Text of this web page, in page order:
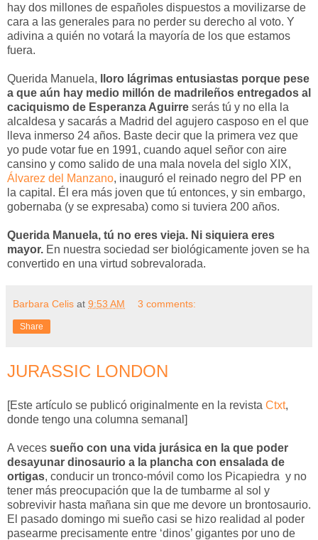
hay dos millones de españoles dispuestos a movilizarse de
cara a las generales para no perder su derecho al voto. Y
adivina a quién no votará la mayoría de los que estamos
fuera.
Querida Manuela,
lloro lágrimas entusiastas porque pese
a que aún hay medio millón de madrileños entregados al
caciquismo de Esperanza Aguirre serás tú y no ella la
alcaldesa y sacarás a Madrid del agujero casposo en el que
lleva inmerso 24 años. Baste decir que la primera vez que
yo pude votar fue en 1991, cuando aquel señor con aire
cansino y como salido de una mala novela del siglo XIX,
Álvarez del Manzano, inauguró el reinado negro del PP en
la capital. Él era más joven que tú entonces, y sin embargo,
gobernaba (y se expresaba) como si tuviera 200 años.
Querida Manuela, tú no eres vieja. Ni siquiera eres
mayor. En nuestra sociedad ser biológicamente joven se ha
convertido en una virtud sobrevalorada.
Barbara Celis at 9:53 AM 3 comments:
Share
JURASSIC LONDON
[Este artículo se publicó originalmente en la revista Ctxt,
donde tengo una columna semanal]
A veces sueño con una vida jurásica en la que poder
desayunar dinosaurio a la plancha con ensalada de
ortigas, conducir un tronco-móvil como los Picapiedra y no
tener más preocupación que la de tumbarme al sol y
sobrevivir hasta mañana sin que me devore un brontosaurio.
El pasado domingo mi sueño casi se hizo realidad al poder
pasearme precisamente entre ‘dinos’ gigantes por uno de